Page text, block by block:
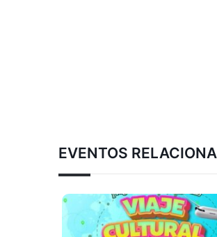
EVENTOS